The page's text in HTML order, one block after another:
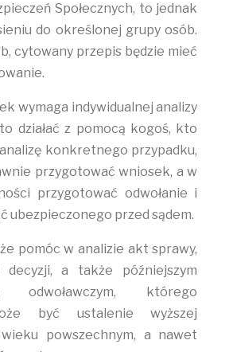
Społecznych, to jednak
do określonej grupy osób.
cytowany przepis będzie mieć
wymaga indywidualnej analizy
działać z pomocą kogoś, kto
konkretnego przypadku,
przygotować wniosek, a w
przygotować odwołanie i
ubezpieczonego przed sądem.
pomóc w analizie akt sprawy,
decyzji, a także późniejszym
odwoławczym, którego
być ustalenie wyższej
powszechnym, a nawet